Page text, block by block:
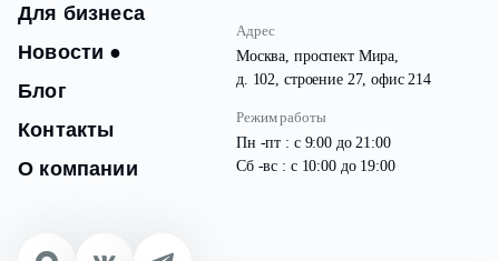
Для бизнеса
Новости ●
Блог
Контакты
О компании
Адрес
Москва, проспект Мира,
д. 102, строение 27, офис 214
Режим работы
Пн -пт : с 9:00 до 21:00
Сб -вс : с 10:00 до 19:00